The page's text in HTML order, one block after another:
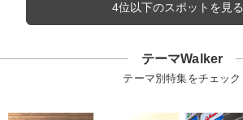
4位以下のスポットを見る
テーマWalker
テーマ別特集をチェック